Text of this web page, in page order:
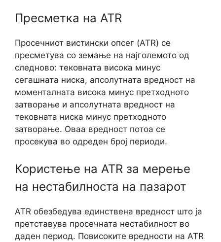
Пресметка на ATR
Просечниот вистински опсег (ATR) се
пресметува со земање на најголемото од
следново: тековната висока минус
сегашната ниска, апсолутната вредност на
моменталната висока минус претходното
затворање и апсолутната вредност на
тековната ниска минус претходното
затворање. Оваа вредност потоа се
просекува во одреден број периоди.
Користење на ATR за мерење
на нестабилноста на пазарот
ATR обезбедува единствена вредност што ја
претставува просечната нестабилност во
даден период. Повисоките вредности на ATR